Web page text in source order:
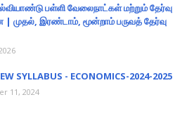
பள்ளி வேலைநாட்கள் மற்றும் தேர்வு
இரண்டாம், மூன்றாம் பருவத் தேர்வு
SYLLABUS - ECONOMICS-2024-2025
11, 2024